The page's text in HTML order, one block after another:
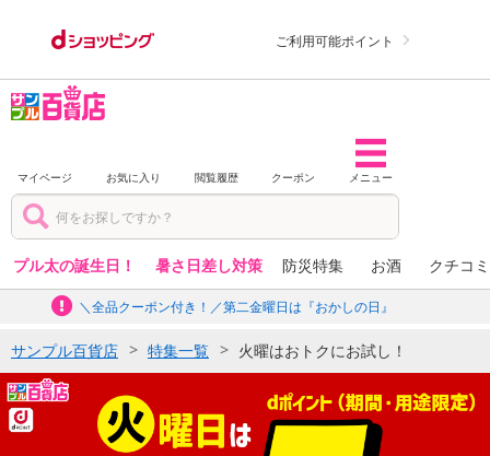
ご利用可能ポイント
マイページ お気に入り 閲覧履歴 クーポン メニュー
プル太の誕生日！ 暑さ日差し対策 防災特集 お酒 クチコ
＼全品クーポン付き！／第二金曜日は『おかしの日』
サンプル百貨店 特集一覧 火曜はおトクにお試し！